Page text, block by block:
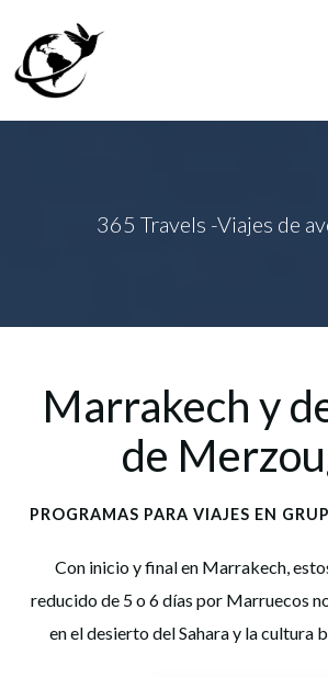
365 Travels -Viajes de
Marrakech y
de
PROGRAMAS PARA VIAJES EN
Con inicio y final en Marrakech,
reducido de 5 o 6 días por Marruecos
en el desierto del Sahara y la cultura